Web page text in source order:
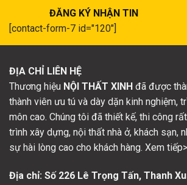
ĐĂNG KÝ NHẬN TIN
[contact-form-7 id="120"]
ĐỊA CHỈ LIÊN HỆ
Thương hiệu NỘI THẤT XINH đã được
thành viên ưu tú và dày dặn kinh nghiệm,
môn cao. Chúng tôi đã thiết kế, thi công
trình xây dựng, nội thất nhà ở, khách sạn,
sự hài lòng cao cho khách hàng. Xem
Địa chỉ: Số 226 Lê Trọng Tấn, Thanh